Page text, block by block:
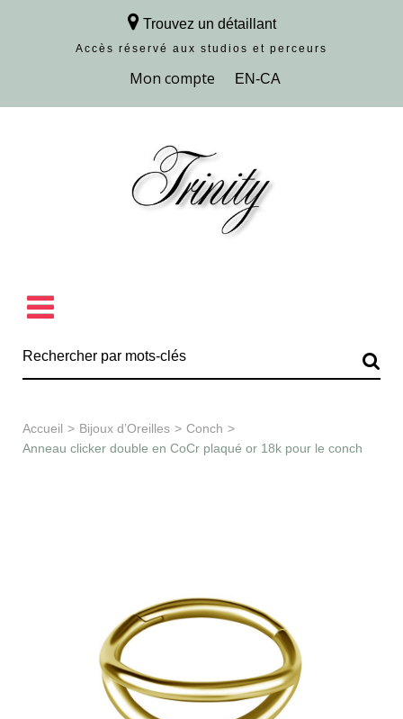
Trouvez un détaillant
Accès réservé aux studios et perceurs
Découvrir la collection
Accueil > Bijoux d’Oreilles > Conch >
Anneau clicker double en CoCr plaqué or 18k pour le conch